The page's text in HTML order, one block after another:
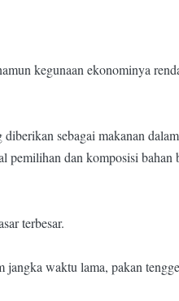
kegunaan ekonominya
sebagai makanan
dan komposisi
terbesar.
waktu lama, pakan